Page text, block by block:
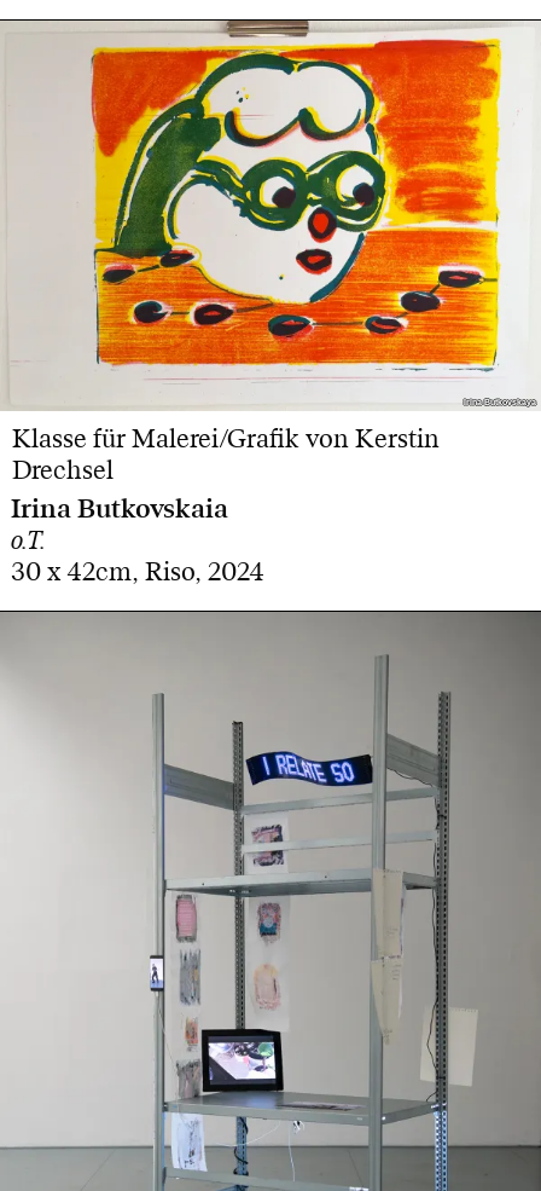
Irina Butkovskaya
Irina Butkovskaya
Klasse für Malerei/Grafik von Kerstin
Drechsel
Irina Butkovskaia
o.T.
30 x 42cm, Riso, 2024